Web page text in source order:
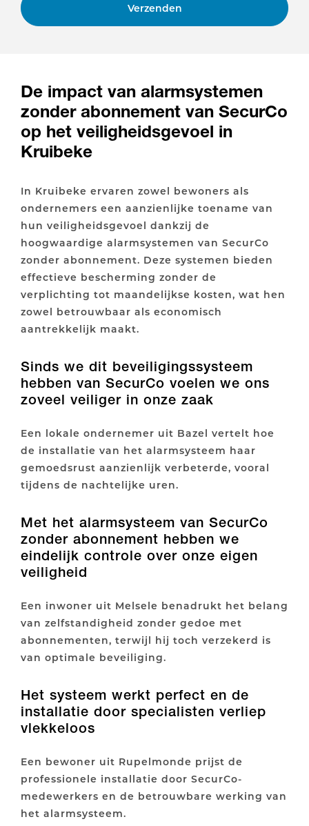
Verzenden
De impact van alarmsystemen
zonder abonnement van SecurCo
op het veiligheidsgevoel in
Kruibeke
In Kruibeke ervaren zowel bewoners als
ondernemers een aanzienlijke toename van
hun veiligheidsgevoel dankzij de
hoogwaardige alarmsystemen van SecurCo
zonder abonnement. Deze systemen bieden
effectieve bescherming zonder de
verplichting tot maandelijkse kosten, wat hen
zowel betrouwbaar als economisch
aantrekkelijk maakt.
Sinds we dit beveiligingssysteem
hebben van SecurCo voelen we ons
zoveel veiliger in onze zaak
Een lokale ondernemer uit Bazel vertelt hoe
de installatie van het alarmsysteem haar
gemoedsrust aanzienlijk verbeterde, vooral
tijdens de nachtelijke uren.
Met het alarmsysteem van SecurCo
zonder abonnement hebben we
eindelijk controle over onze eigen
veiligheid
Een inwoner uit Melsele benadrukt het belang
van zelfstandigheid zonder gedoe met
abonnementen, terwijl hij toch verzekerd is
van optimale beveiliging.
Het systeem werkt perfect en de
installatie door specialisten verliep
vlekkeloos
Een bewoner uit Rupelmonde prijst de
professionele installatie door SecurCo-
medewerkers en de betrouwbare werking van
het alarmsysteem.